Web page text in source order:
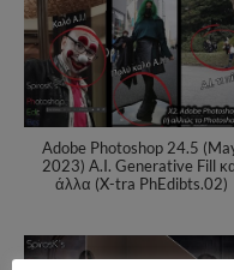
Adobe Photoshop 24.5
2023) A.I. Generative Fill
άλλα (X-tra PhEdibts.02)